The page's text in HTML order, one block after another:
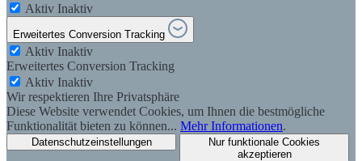
Aktiv Inaktiv
Erweitertes Conversion Tracking
Aktiv Inaktiv
Erweitertes Conversion Tracking
Aktiv Inaktiv
Wir respektieren Ihre Privatsphäre
Diese Website verwendet Cookies, um Ihnen die bestmögliche
Funktionalität bieten zu können... Mehr Informationen.
Datenschutzeinstellungen
Nur funktionale Cookies
akzeptieren